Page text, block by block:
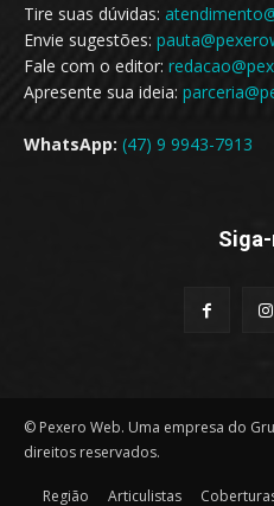
Tire suas dúvidas:
Envie sugestões:
Fale com o editor:
Apresente sua ideia:
WhatsApp: (47) 9 9943-7913
© Pexero Web. Uma empresa do
direitos reservados.
Região Articulistas